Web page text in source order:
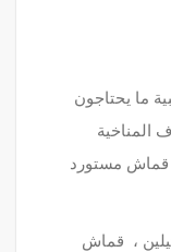
ما يحتاجون
المناخية
قماش مستورد
، قماش